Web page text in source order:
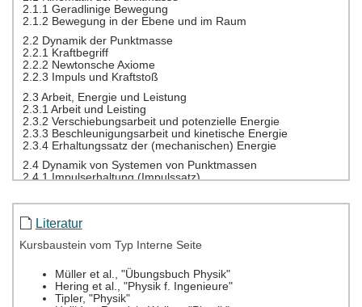
Literatur
Kursbaustein vom Typ Interne Seite